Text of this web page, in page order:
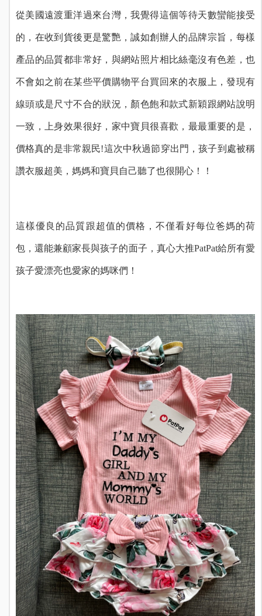
從美國遠渡重洋過來台灣，我覺得這個等待天數蠻能接受
的，在收到貨後更是驚艷，誠如創辦人的品牌宗旨，每樣
產品的品質都非常好，與網站照片相比絲毫沒有色差，也
不會如之前在某些平價購物平台買回來的衣服上，發現有
線頭或是尺寸不合的狀況，顏色飽和款式新穎跟網站說明
一致，上身效果很好，家中寶貝很喜歡，最最重要的是，
價格真的是非常親民!這次中秋過節穿出門，孩子到處被稱
讚衣服超美，媽媽和寶貝自己聽了也很開心！！
這樣優良的品質跟超值的價格，不僅看好每位爸媽的荷
包，還能兼顧家長與孩子的面子，真心大推PatPat給所有愛
孩子愛漂亮也愛家的媽咪們！